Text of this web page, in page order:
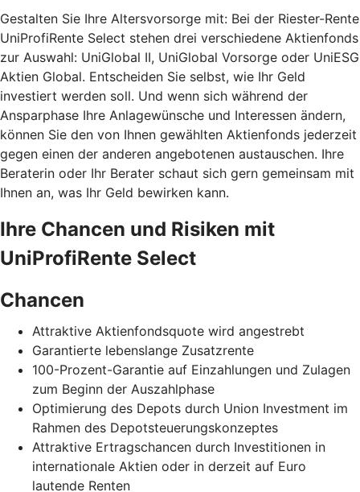
Gestalten Sie Ihre Altersvorsorge mit: Bei der Riester-Rente
UniProfiRente Select stehen drei verschiedene Aktienfonds
zur Auswahl: UniGlobal II, UniGlobal Vorsorge oder UniESG
Aktien Global. Entscheiden Sie selbst, wie Ihr Geld
investiert werden soll. Und wenn sich während der
Ansparphase Ihre Anlagewünsche und Interessen ändern,
können Sie den von Ihnen gewählten Aktienfonds jederzeit
gegen einen der anderen angebotenen austauschen. Ihre
Beraterin oder Ihr Berater schaut sich gern gemeinsam mit
Ihnen an, was Ihr Geld bewirken kann.
Ihre Chancen und Risiken mit
UniProfiRente Select
Chancen
Attraktive Aktienfondsquote wird angestrebt
Garantierte lebenslange Zusatzrente
100-Prozent-Garantie auf Einzahlungen und Zulagen
zum Beginn der Auszahlphase
Optimierung des Depots durch Union Investment im
Rahmen des Depotsteuerungskonzeptes
Attraktive Ertragschancen durch Investitionen in
internationale Aktien oder in derzeit auf Euro
lautende Renten